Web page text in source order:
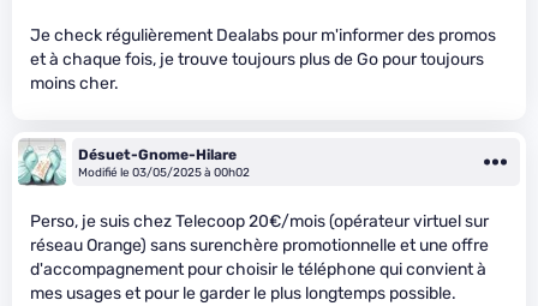
Je check régulièrement Dealabs pour m'informer des promos
et à chaque fois, je trouve toujours plus de Go pour toujours
moins cher.
Désuet-Gnome-Hilare
Modifié le 03/05/2025 à 00h02
Perso, je suis chez Telecoop 20€/mois (opérateur virtuel sur
réseau Orange) sans surenchère promotionnelle et une offre
d'accompagnement pour choisir le téléphone qui convient à
mes usages et pour le garder le plus longtemps possible.